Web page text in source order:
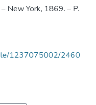
New York, 1869. – P.
1237075002/2460